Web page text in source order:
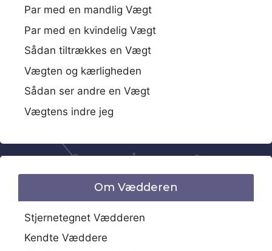
Par med en mandlig Vægt
Par med en kvindelig Vægt
Sådan tiltrækkes en Vægt
Vægten og kærligheden
Sådan ser andre en Vægt
Vægtens indre jeg
Om Vædderen
Stjernetegnet Vædderen
Kendte Væddere